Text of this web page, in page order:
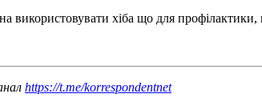
використовувати хіба що для
https://t.me/korrespondentnet